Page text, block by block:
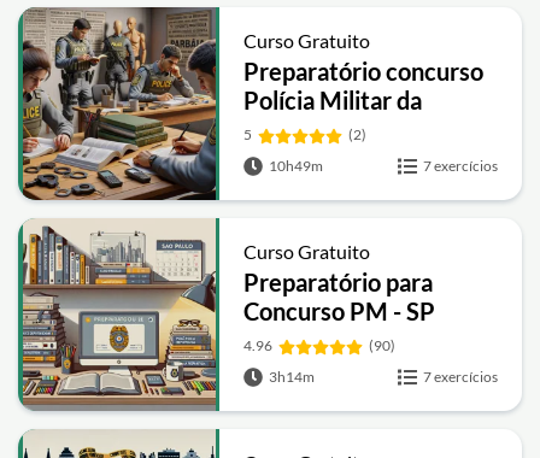
Curso Gratuito
Preparatório concurso
Polícia Militar da
Paraíba
5
(2)
10h49m
7 exercícios
Curso Gratuito
Preparatório para
Concurso PM - SP
2014
4.96
(90)
3h14m
7 exercícios